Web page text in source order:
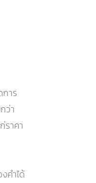
าร
ว่า
ราคา
คำได้